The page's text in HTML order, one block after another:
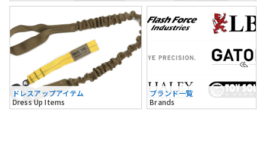
ドレスアップアイテム
Dress Up Items
ブランド一覧
Brands